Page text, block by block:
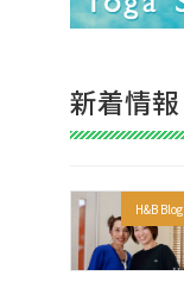
新着情報
H&B Blog